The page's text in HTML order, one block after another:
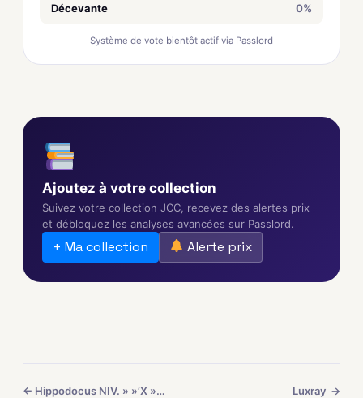
Décevante 0%
Système de vote bientôt actif via Passlord
Ajoutez à votre collection
Suivez votre collection JCC, recevez des alertes prix
et débloquez les analyses avancées sur Passlord.
+ Ma collection Alerte prix
← Hippodocus NIV. » »’X » »’ Luxray →